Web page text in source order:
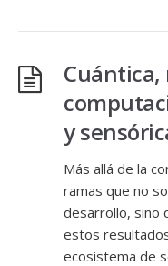
Cuántica,
y
Más allá de la
ramas que no
desarrollo, sino
estos
ecosistema de